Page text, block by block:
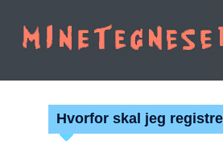
Hvorfor skal jeg